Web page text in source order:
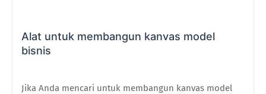
Alat untuk membangun kanvas model
bisnis
Jika Anda mencari untuk membangun kanvas model